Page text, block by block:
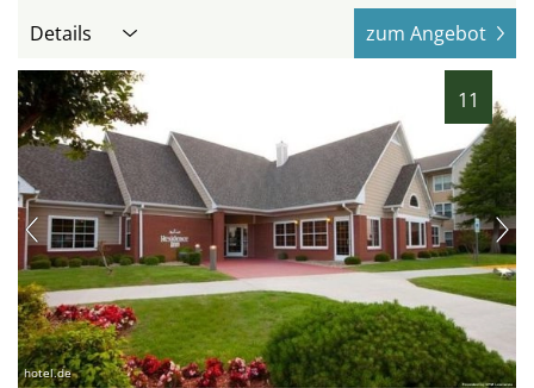
Details zum Angebot
11
hotel.de